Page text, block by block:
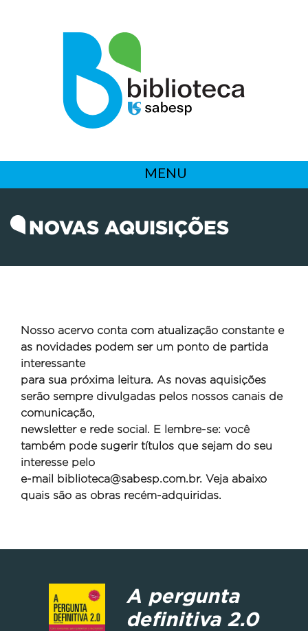
MENU
NOVAS AQUISIÇÕES
Nosso acervo conta com atualização constante e
as novidades podem ser um ponto de partida
interessante
para sua próxima leitura. As novas aquisições
serão sempre divulgadas pelos nossos canais de
comunicação,
newsletter e rede social. E lembre-se: você
também pode sugerir títulos que sejam do seu
interesse pelo
e-mail
biblioteca@sabesp.com.br. Veja abaixo
quais são as obras recém-adquiridas.
A pergunta
definitiva 2.0